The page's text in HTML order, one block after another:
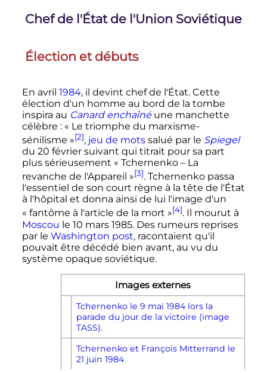
Chef de l'État de l'Union Soviétique
Élection et débuts
En avril 1984, il devint chef de l'État. Cette
élection d'un homme au bord de la tombe
inspira au Canard enchaînéune manchette
célèbre : « Le triomphe du marxisme-
sénilisme »[2], jeu de motssalué par le Spiegel
du 20 févriersuivant qui titrait pour sa part
plus sérieusement « Tchernenko – La
revanche de l'Appareil »[3]. Tchernenko passa
l'essentiel de son court règne à la tête de l'État
à l'hôpital et donna ainsi de lui l'image d'un
« fantôme à l'article de la mort »[4]. Il mourut à
Moscou le 10 mars 1985. Des rumeurs reprises
par le Washington post, racontaient qu'il
pouvait être décédé bien avant, au vu du
système opaque soviétique.
Images externes
Tchernenko le 9 mai 1984 lors la
parade du jour de la victoire (image
TASS).
Tchernenko et François Mitterrand le
21 juin 1984